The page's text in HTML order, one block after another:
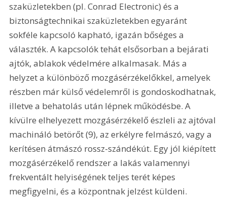
szaküzletekben (pl. Conrad Electronic) és a
biztonságtechnikai szaküzletekben egyaránt
sokféle kapcsoló kapható, igazán bőséges a
választék. A kapcsolók tehát elsősorban a bejárati
ajtók, ablakok védelmére alkalmasak. Más a
helyzet a különböző mozgásérzékelőkkel, amelyek
részben már külső védelemről is gondoskodhatnak,
illetve a behatolás után lépnek működésbe. A
kívülre elhelyezett mozgásérzékelő észleli az ajtóval
machináló betörőt (9), az erkélyre felmászó, vagy a
kerítésen átmászó rossz-szándékút. Egy jól kiépített
mozgásérzékelő rendszer a lakás valamennyi
frekventált helyiségének teljes terét képes
megfigyelni, és a központnak jelzést küldeni.